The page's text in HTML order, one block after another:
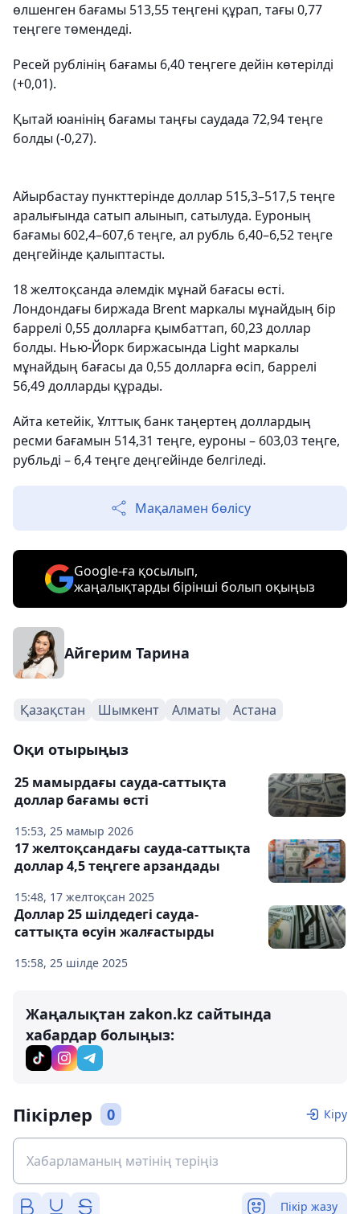
өлшенген бағамы 513,55 теңгені құрап, тағы 0,77
теңгеге төмендеді.
Ресей рублінің бағамы 6,40 теңгеге дейін көтерілді
(+0,01).
Қытай юанінің бағамы таңғы саудада 72,94 теңге
болды (-0,27).
Айырбастау пункттерінде доллар 515,3–517,5 теңге
аралығында сатып алынып, сатылуда. Еуроның
бағамы 602,4–607,6 теңге, ал рубль 6,40–6,52 теңге
деңгейінде қалыптасты.
18 желтоқсанда әлемдік мұнай бағасы өсті.
Лондондағы биржада Brent маркалы мұнайдың бір
баррелі 0,55 долларға қымбаттап, 60,23 доллар
болды. Нью-Йорк биржасында Light маркалы
мұнайдың бағасы да 0,55 долларға өсіп, баррелі
56,49 долларды құрады.
Айта кетейік, Ұлттық банк таңертең доллардың
ресми бағамын 514,31 теңге, еуроны – 603,03 теңге,
рубльді – 6,4 теңге деңгейінде белгіледі.
Мақаламен бөлісу
Google-ға қосылып,
жаңалықтарды бірінші болып оқыңыз
Айгерим Тарина
Қазақстан Шымкент Алматы Астана
Оқи отырыңыз
15:53, 25 мамыр 2026
25 мамырдағы сауда-саттықта
доллар бағамы өсті
15:48, 17 желтоқсан 2025
17 желтоқсандағы сауда-саттықта
доллар 4,5 теңгеге арзандады
15:58, 25 шілде 2025
Доллар 25 шілдедегі сауда-
саттықта өсуін жалғастырды
Жаңалықтан zakon.kz сайтында
хабардар болыңыз:
Пікірлер 0 Кіру
Пікір жазу